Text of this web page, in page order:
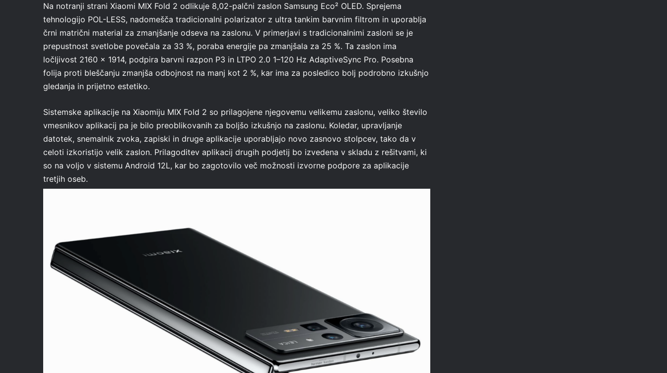
Na notranji strani Xiaomi MIX Fold 2 odlikuje 8,02-palčni zaslon Samsung Eco² OLED. Sprejema
tehnologijo POL-LESS, nadomešča tradicionalni polarizator z ultra tankim barvnim filtrom in uporablja
črni matrični material za zmanjšanje odseva na zaslonu. V primerjavi s tradicionalnimi zasloni se je
prepustnost svetlobe povečala za 33 %, poraba energije pa zmanjšala za 25 %. Ta zaslon ima
ločljivost 2160 x 1914, podpira barvni razpon P3 in LTPO 2.0 1–120 Hz AdaptiveSync Pro. Posebna
folija proti bleščanju zmanjša odbojnost na manj kot 2 %, kar ima za posledico bolj podrobno izkušnjo
gledanja in prijetno estetiko.
Sistemske aplikacije na Xiaomiju MIX Fold 2 so prilagojene njegovemu velikemu zaslonu, veliko število
vmesnikov aplikacij pa je bilo preoblikovanih za boljšo izkušnjo na zaslonu. Koledar, upravljanje
datotek, snemalnik zvoka, zapiski in druge aplikacije uporabljajo novo zasnovo stolpcev, tako da v
celoti izkoristijo velik zaslon. Prilagoditev aplikacij drugih podjetij bo izvedena v skladu z rešitvami, ki
so na voljo v sistemu Android 12L, kar bo zagotovilo več možnosti izvorne podpore za aplikacije
tretjih oseb.